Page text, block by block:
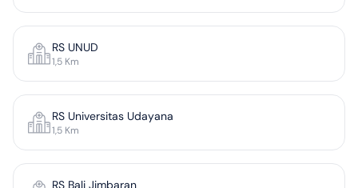
RS UNUD
1,5 Km
RS Universitas Udayana
1,5 Km
RS Bali Jimbaran